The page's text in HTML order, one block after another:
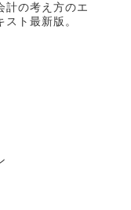
計の考え方のエ
ト最新版。